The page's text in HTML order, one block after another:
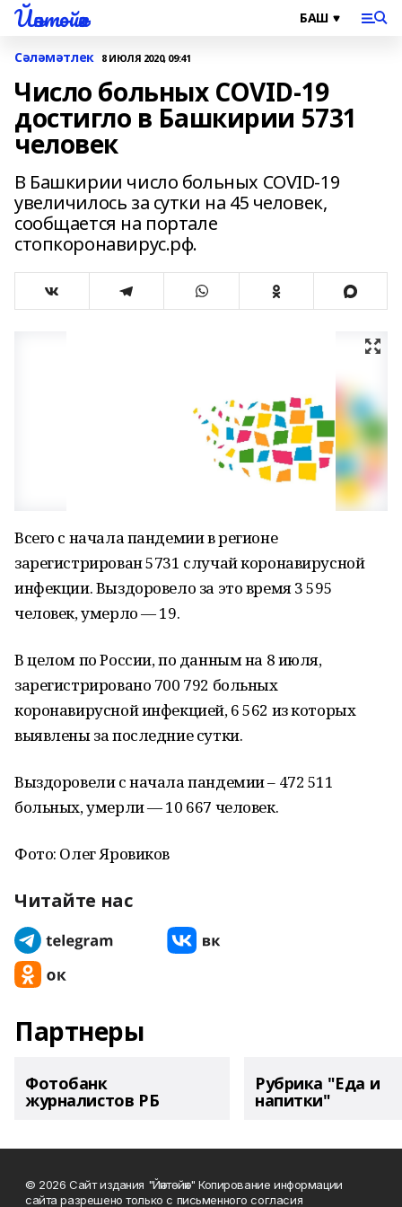
Йәнтөйәк
Сәләмәтлек 8 ИЮЛЯ 2020, 09:41
Число больных COVID-19
достигло в Башкирии 5731
человек
В Башкирии число больных COVID-19
увеличилось за сутки на 45 человек,
сообщается на портале
стопкоронавирус.рф.
Всего с начала пандемии в регионе
зарегистрирован 5731 случай коронавирусной
инфекции. Выздоровело за это время 3 595
человек, умерло — 19.
В целом по России, по данным на 8 июля,
зарегистрировано 700 792 больных
коронавирусной инфекцией, 6 562 из которых
выявлены за последние сутки.
Выздоровели с начала пандемии – 472 511
больных, умерли — 10 667 человек.
Фото: Олег Яровиков
Читайте нас
Партнеры
Фотобанк
журналистов РБ
Рубрика "Еда и
напитки"
© 2026 Сайт издания "Йәнтөйәк" Копирование информации
сайта разрешено только с письменного согласия